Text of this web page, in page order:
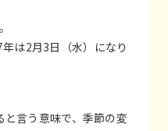
は2月3日（水）になり
と言う意味で、季節の変